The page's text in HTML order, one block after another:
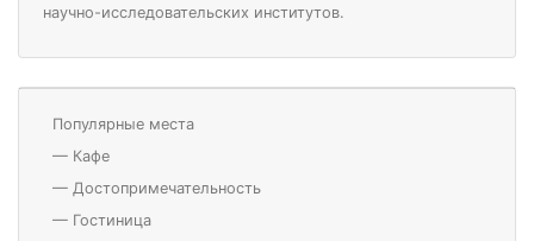
научно-исследовательских институтов.
Популярные места
— Кафе
— Достопримечательность
— Гостиница